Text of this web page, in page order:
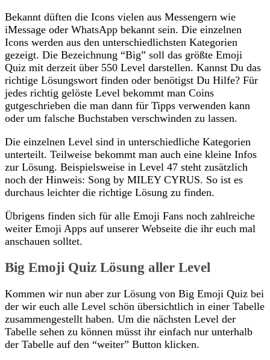
Bekannt düften die Icons vielen aus Messengern wie
iMessage oder WhatsApp bekannt sein. Die einzelnen
Icons werden aus den unterschiedlichsten Kategorien
gezeigt. Die Bezeichnung “Big” soll das größte Emoji
Quiz mit derzeit über 550 Level darstellen. Kannst Du das
richtige Lösungswort finden oder benötigst Du Hilfe? Für
jedes richtig gelöste Level bekommt man Coins
gutgeschrieben die man dann für Tipps verwenden kann
oder um falsche Buchstaben verschwinden zu lassen.
Die einzelnen Level sind in unterschiedliche Kategorien
unterteilt. Teilweise bekommt man auch eine kleine Infos
zur Lösung. Beispielsweise in Level 47 steht zusätzlich
noch der Hinweis: Song by MILEY CYRUS. So ist es
durchaus leichter die richtige Lösung zu finden.
Übrigens finden sich für alle Emoji Fans noch zahlreiche
weiter Emoji Apps auf unserer Webseite die ihr euch mal
anschauen solltet.
Big Emoji Quiz Lösung aller Level
Kommen wir nun aber zur Lösung von Big Emoji Quiz bei
der wir euch alle Level schön übersichtlich in einer Tabelle
zusammengestellt haben. Um die nächsten Level der
Tabelle sehen zu können müsst ihr einfach nur unterhalb
der Tabelle auf den “weiter” Button klicken.